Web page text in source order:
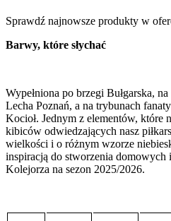
Sprawdź najnowsze produkty w
Barwy, które słychać
Wypełniona po brzegi Bułgarska,
Lecha Poznań, a na trybunach
Kocioł. Jednym z elementów, które
kibiców odwiedzających nasz
wielkości i o różnym wzorze
inspiracją do stworzenia
Kolejorza na sezon 2025/2026.